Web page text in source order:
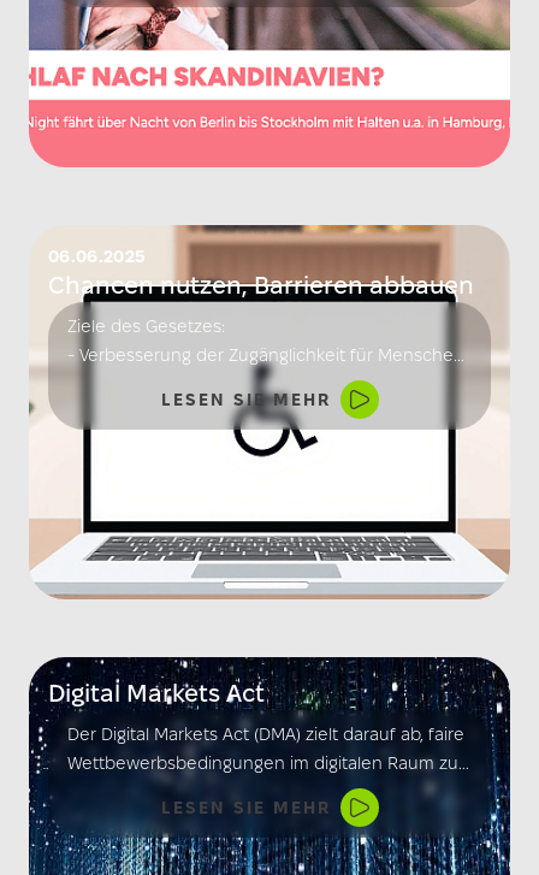
06.06.2025
Chancen nutzen,Barrieren abbauen
Ziele des Gesetzes:
- Verbesserung der Zugänglichkeit für Menschen
- Förderung der Teilhabe am gesellschaftlichen
Das Gesetz ist ein wichtiger Schritt in Richtung
einer inklusiven Gesellschaft.
LESEN SIE MEHR
Digital Markets Act
Der Digital Markets Act (DMA) zielt darauf ab, faire
Wettbewerbsbedingungen im digitalen Raum zu
schaffen. Er reguliert große Plattformen, um
Monopolstellungen zu verhindern und
Innovation zu fördern.
LESEN SIE MEHR